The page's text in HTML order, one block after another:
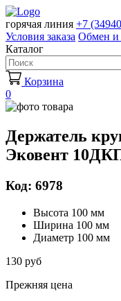
горячая линия +7
Условия заказа Обмен и
Каталог
Корзина
0
Держатель
Эковент
Код: 6978
Высота 100 мм
Ширина 100 мм
Диаметр 100 мм
130 руб
Прежняя цена